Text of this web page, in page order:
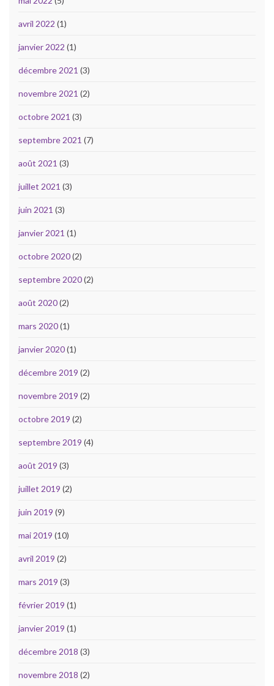
avril 2022 (1)
janvier 2022 (1)
décembre 2021 (3)
novembre 2021 (2)
octobre 2021 (3)
septembre 2021 (7)
août 2021 (3)
juillet 2021 (3)
juin 2021 (3)
janvier 2021 (1)
octobre 2020(2)
septembre 2020(2)
août 2020(2)
mars 2020(1)
janvier 2020(1)
décembre 2019 (2)
novembre 2019 (2)
octobre 2019 (2)
septembre 2019 (4)
août 2019 (3)
juillet 2019 (2)
juin 2019 (9)
mai 2019 (10)
avril 2019 (2)
mars 2019 (3)
février 2019 (1)
janvier 2019 (1)
décembre 2018 (3)
novembre 2018 (2)